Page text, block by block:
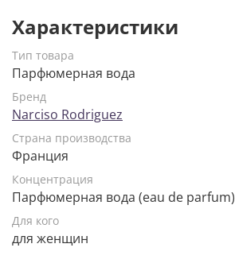
Характеристики
Тип товара
Парфюмерная вода
Бренд
Narciso Rodriguez
Страна производства
Франция
Концентрация
Парфюмерная вода (eau de parfum)
Для кого
для женщин